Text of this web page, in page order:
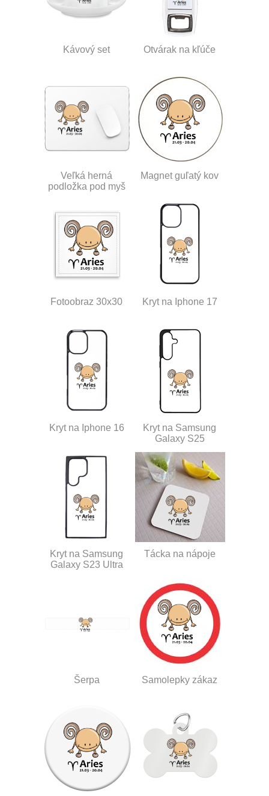
Kávový set Otvárak na kľúče
Veľká herná
podložka pod myš
Magnet guľatý kov
Fotoobraz 30x30 Kryt na Iphone 17
Kryt na Iphone 16
Kryt na Samsung
Galaxy S25
Kryt na Samsung
Galaxy S23 Ultra
Tácka na nápoje
Šerpa Samolepky zákaz